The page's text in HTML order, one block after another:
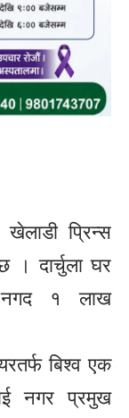
खेलाडी प्रिन्स
। दार्चुला घर
नगद १ लाख
बिश्व एक
नगर प्रमुख